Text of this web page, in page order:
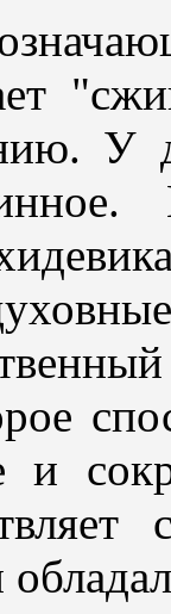
У
и